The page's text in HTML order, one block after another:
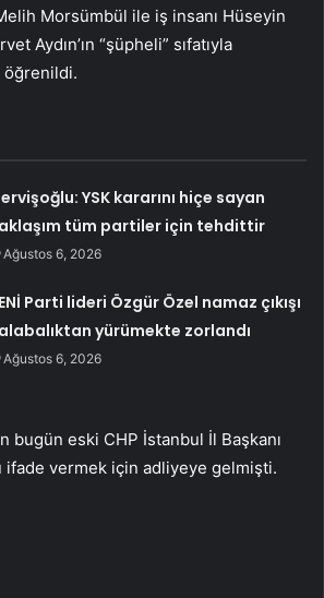
Melih Morsümbül ile iş insanı Hüseyin
Aydın’ın “şüpheli” sıfatıyla
öğrenildi.
YSK kararını hiçe sayan
tüm partiler için tehdittir
Ağustos 6, 2026
Parti lideri Özgür Özel namaz çıkışı
yürümekte zorlandı
Ağustos 6, 2026
bugün eski CHP İstanbul İl Başkanı
ifade vermek için adliyeye gelmişti.